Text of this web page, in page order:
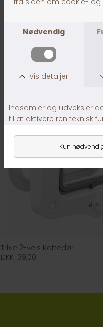
Trixie 2-vejs Kattedør
DKK 139,00